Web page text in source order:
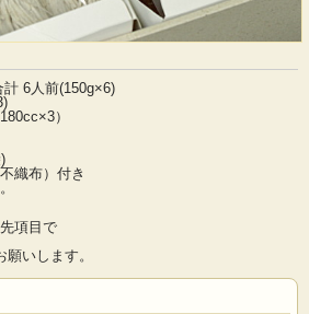
6人前(150g×6)
）
織布）付き
項目で
いします。